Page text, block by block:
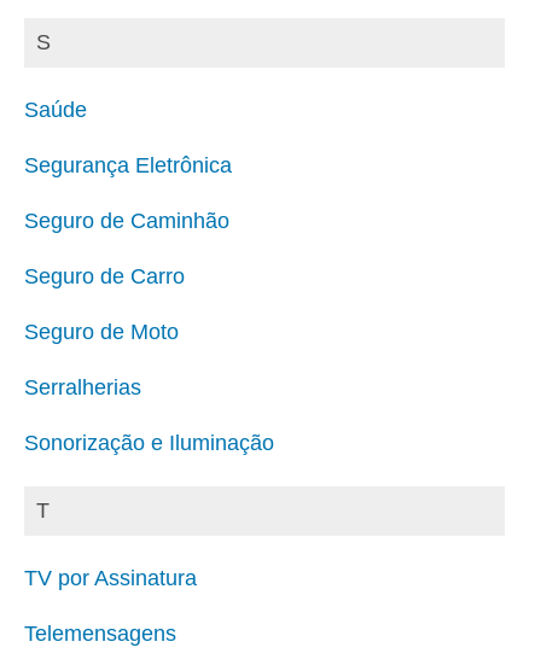
S
Saúde
Segurança Eletrônica
Seguro de Caminhão
Seguro de Carro
Seguro de Moto
Serralherias
Sonorização e Iluminação
T
TV por Assinatura
Telemensagens